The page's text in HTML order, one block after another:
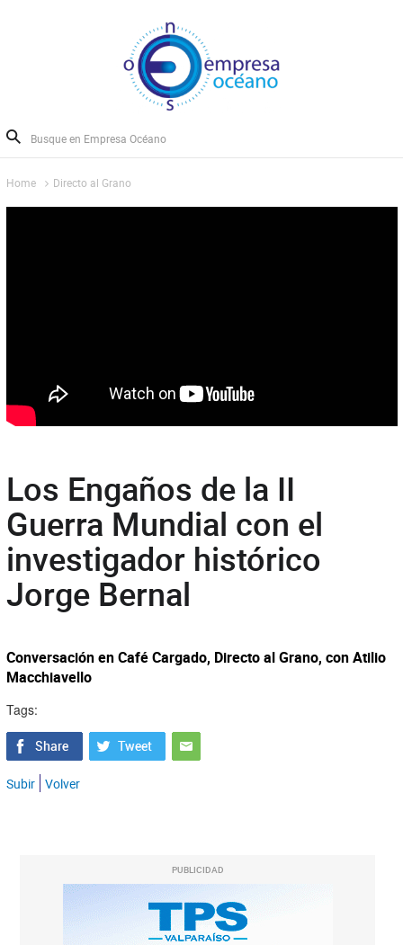
Home Directo al Grano
Los Engaños de la II
Guerra Mundial con el
investigador histórico
Jorge Bernal
Conversación en Café Cargado, Directo al Grano, con Atilio
Macchiavello
Tags:
Subir Volver
PUBLICIDAD